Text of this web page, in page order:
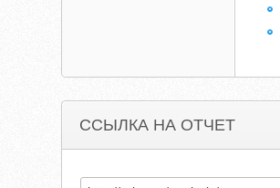
ССЫЛКА НА ОТЧЕТ